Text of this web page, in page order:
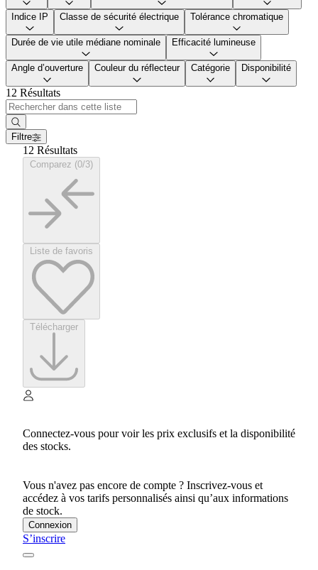
Indice IP Classe de sécurité électrique Tolérance chromatique
Durée de vie utile médiane nominale Efficacité lumineuse
Angle d’ouverture Couleur du réflecteur Catégorie Disponibilité
12 Résultats
Filtre
12 Résultats
Connectez-vous pour voir les prix exclusifs et la disponibilité
des stocks.
Vous n'avez pas encore de compte ? Inscrivez-vous et
accédez à vos tarifs personnalisés ainsi qu’aux informations
de stock.
Connexion
S’inscrire